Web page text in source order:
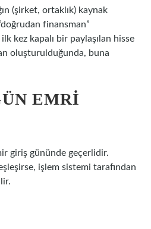
(şirket, ortaklık) kaynak
finansman”
kez kapalı bir paylaşılan hisse
oluşturulduğunda, buna
EMRI
giriş gününde geçerlidir.
işlem sistemi tarafından